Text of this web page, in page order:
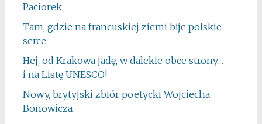
Paciorek
Tam, gdzie na francuskiej ziemi bije polskie
serce
Hej, od Krakowa jadę, w dalekie obce strony…
i na Listę UNESCO!
Nowy, brytyjski zbiór poetycki Wojciecha
Bonowicza